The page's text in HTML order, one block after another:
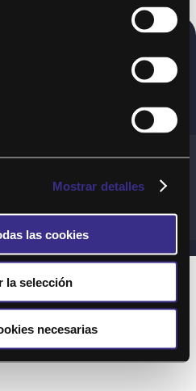
Mostrar detalles
las cookies
la selección
necesarias
Todos los derechos
de uso del Servicio
Frecuentes